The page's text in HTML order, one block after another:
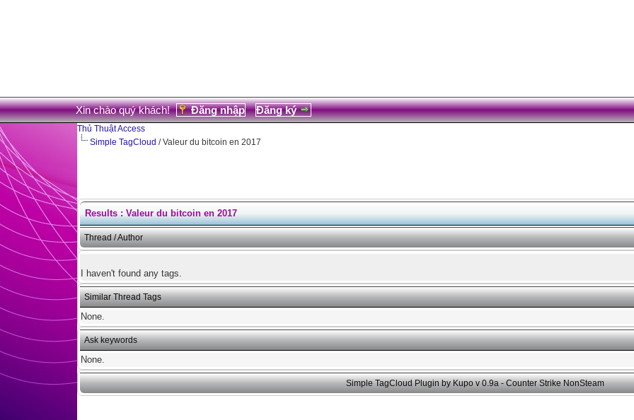
Xin chào quý khách! Đăng nhập Đăng ký
Thủ Thuật Access
Simple TagCloud / Valeur du bitcoin en 2017
Results : Valeur du bitcoin en 2017
Thread / Author
I haven't found any tags.
Similar Thread Tags
None.
Ask keywords
None.
Simple TagCloud Plugin by Kupo v 0.9a -Counter Strike NonSteam